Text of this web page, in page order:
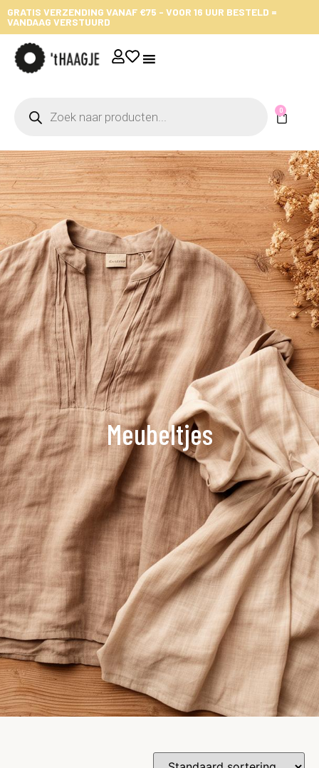
GRATIS VERZENDING VANAF €75 - VOOR 16 UUR BESTELD =
VANDAAG VERSTUURD
0
Meubeltjes